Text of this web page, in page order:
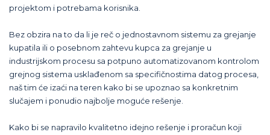
projektom i potrebama korisnika.
Bez obzira na to da li je reč o jednostavnom sistemu za grejanje
kupatila ili o posebnom zahtevu kupca za grejanje u
industrijskom procesu sa potpuno automatizovanom kontrolom
grejnog sistema usklađenom sa specifičnostima datog procesa,
naš tim će izaći na teren kako bi se upoznao sa konkretnim
slučajem i ponudio najbolje moguće rešenje.
Kako bi se napravilo kvalitetno idejno rešenje i proračun koji